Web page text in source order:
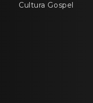
Cultura Gospel